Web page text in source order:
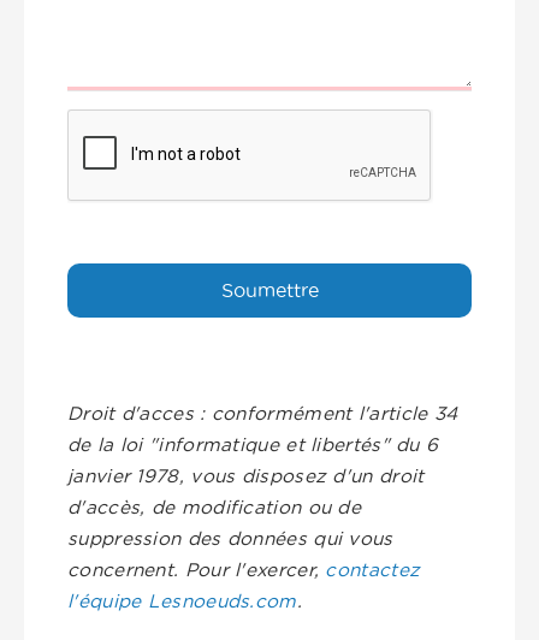
Droit d'acces : conformément l'article 34
de la loi "informatique et libertés" du 6
janvier 1978, vous disposez d'un droit
d'accès, de modification ou de
suppression des données qui vous
concernent. Pour l'exercer, contactez
l'équipe Lesnoeuds.com.